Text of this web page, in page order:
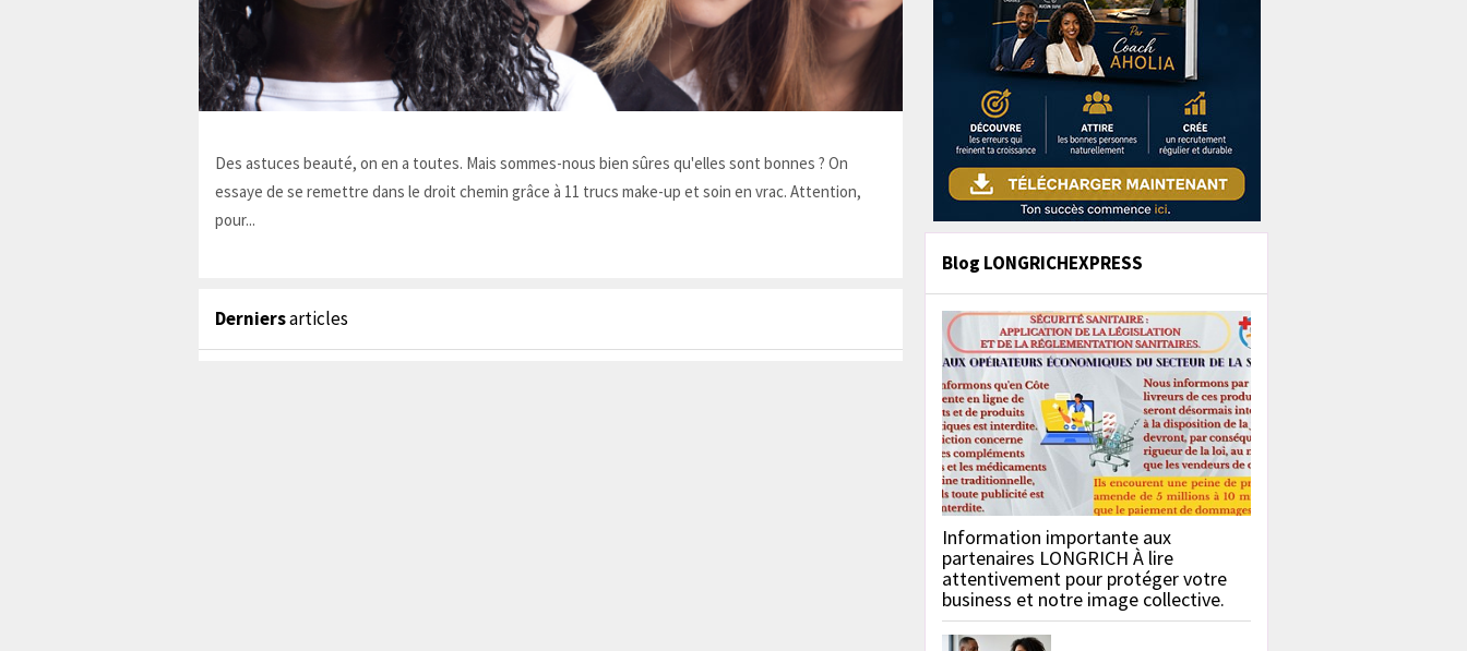
Des astuces beauté, on en a toutes. Mais sommes-nous bien sûres qu'elles sont bonnes ? On
essaye de se remettre dans le droit chemin grâce à 11 trucs make-up et soin en vrac. Attention,
pour...
Derniersarticles
Blog LONGRICHEXPRESS
Information importante aux
partenaires LONGRICH À lire
attentivement pour protéger votre
business et notre image collective.